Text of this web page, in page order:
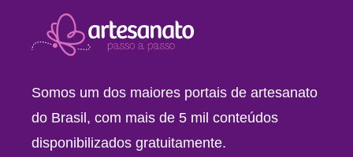
Somos um dos maiores portais de artesanato
do Brasil, com mais de 5 mil conteúdos
disponibilizados gratuitamente.